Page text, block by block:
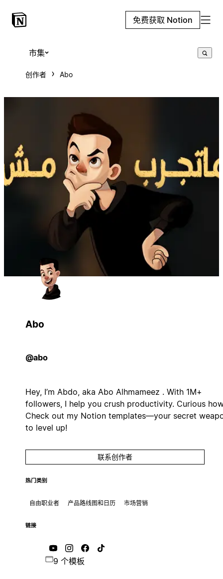
免费获取 Notion
市集
创作者 Abo
Abo
@abo
Hey, I’m Abdo, aka Abo Alhmameez . With 1M+
followers, I help you crush productivity. Curious
Check out my Notion templates—your secret
to level up!
联系创作者
热门类别
自由职业者 产品路线图和日历 市场营销
链接
9 个模板